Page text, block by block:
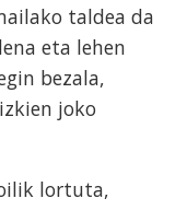
taldea da
eta lehen
bezala,
joko
lortuta,